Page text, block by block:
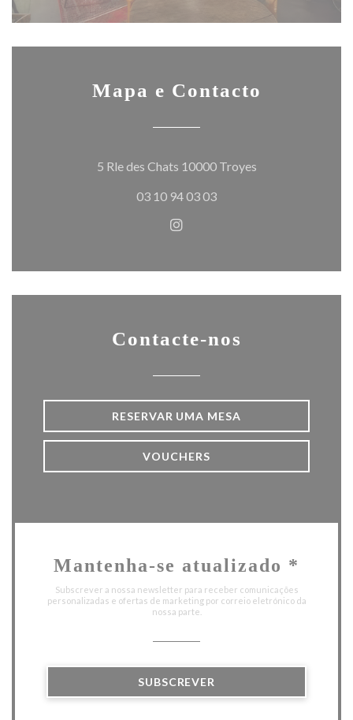
Mapa e Contacto
5 Rle des Chats 10000 Troyes((abre numa nova
03 10 94 03 03
Instagram ((abre numa nova
Contacte-nos
RESERVAR UMA MESA
VOUCHERS
Mantenha-se atualizado *
Subscrever a nossa newsletter para receber comunicações
personalizadas e ofertas de marketing por correio eletrónico da
nossa parte.
SUBSCREVER